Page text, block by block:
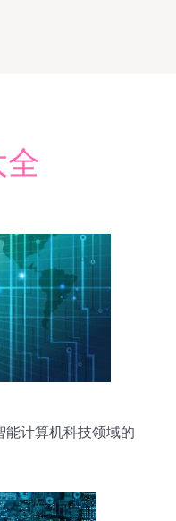
全
能计算机科技领域的